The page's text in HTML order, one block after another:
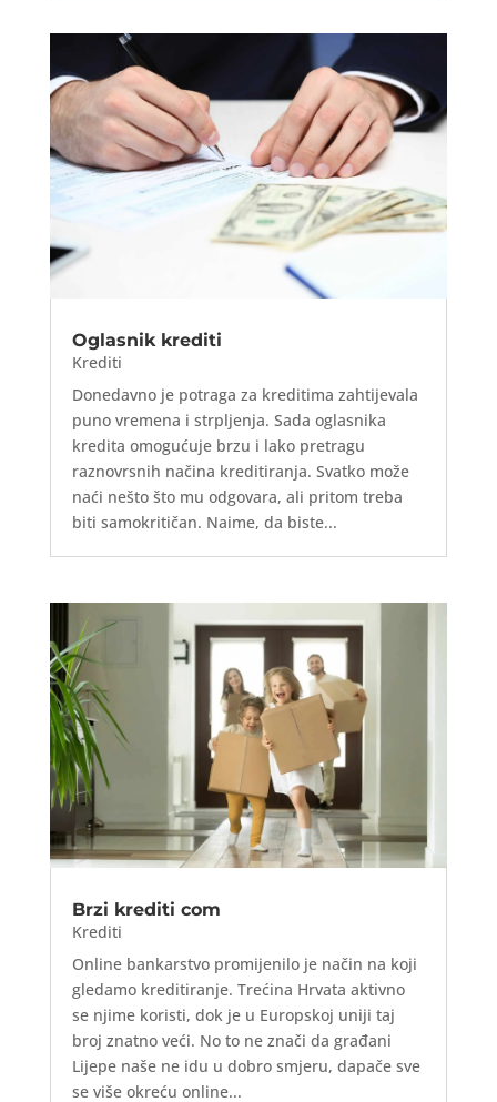
Oglasnik krediti
Krediti
Donedavno je potraga za kreditima zahtijevala
puno vremena i strpljenja. Sada oglasnika
kredita omogućuje brzu i lako pretragu
raznovrsnih načina kreditiranja. Svatko može
naći nešto što mu odgovara, ali pritom treba
biti samokritičan. Naime, da biste...
Brzi krediti com
Krediti
Online bankarstvo promijenilo je način na koji
gledamo kreditiranje. Trećina Hrvata aktivno
se njime koristi, dok je u Europskoj uniji taj
broj znatno veći. No to ne znači da građani
Lijepe naše ne idu u dobro smjeru, dapače sve
se više okreću online...